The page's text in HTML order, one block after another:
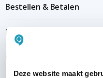
Deze website maakt
Bestellen & Betalen
Bezorgen & installeren
Over KommaGo